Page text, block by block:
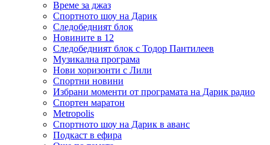
Време за джаз
Спортното шоу на Дарик
Следобедният блок
Новините в 12
Следобедният блок с Тодор Пантилеев
Музикална програма
Нови хоризонти с Лили
Спортни новини
Избрани моменти от програмата на Дарик радио
Спортен маратон
Metropolis
Спортното шоу на Дарик в аванс
Подкаст в ефира